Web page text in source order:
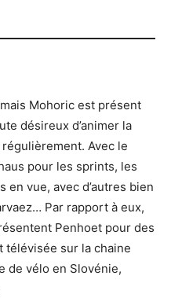
Mohoric est présent
désireux d’animer la
Avec le
pour les sprints, les
en vue, avec d’autres bien
Par rapport à eux,
Penhoet pour des
télévisée sur la chaine
de vélo en Slovénie,